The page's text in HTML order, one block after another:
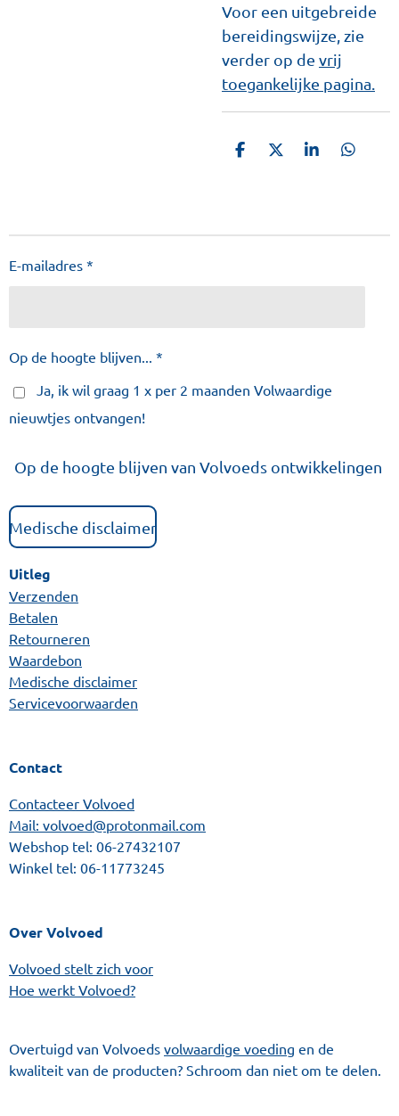
Voor een uitgebreide
bereidingswijze, zie
verder op de vrij
toegankelijke pagina.
D
D
S
D
E-mailadres *
Op de hoogte blijven... *
Ja, ik wil graag 1 x per 2 maanden Volwaardige
nieuwtjes ontvangen!
Op de hoogte blijven van Volvoeds ontwikkelingen
Medische disclaimer
Uitleg
Verzenden
Betalen
Retourneren
Waardebon
Medische disclaimer
Servicevoorwaarden
Contact
Contacteer Volvoed
Mail: volvoed@protonmail.com
Webshop tel: 06-27432107
Winkel tel: 06-11773245
Over Volvoed
Volvoed stelt zich voor
Hoe werkt Volvoed?
Overtuigd van Volvoeds volwaardige voeding en de
kwaliteit van de producten? Schroom dan niet om te delen.